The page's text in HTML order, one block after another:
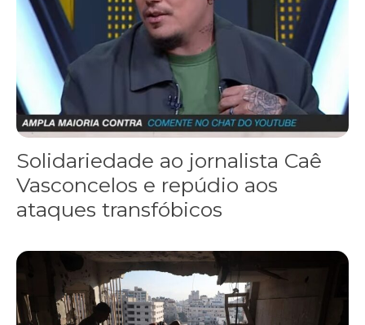
Solidariedade ao jornalista Caê
Vasconcelos e repúdio aos
ataques transfóbicos
“Funeral para toda Gaza” — enquanto o Conselho da Paz